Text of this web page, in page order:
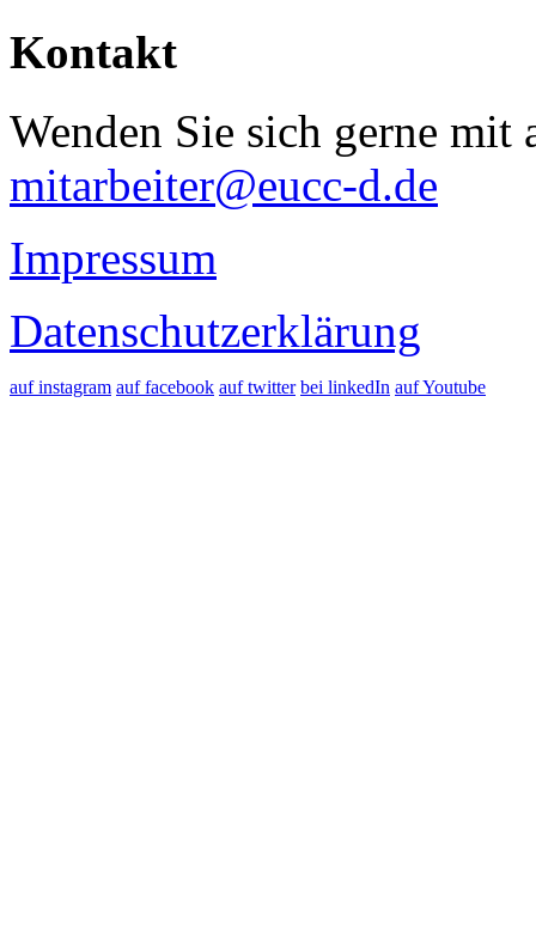
Kontakt
Wenden Sie sich gerne mit
mitarbeiter@eucc-d.de
Impressum
Datenschutzerklärung
auf instagram auf facebook auf twitter bei linkedIn auf Youtube